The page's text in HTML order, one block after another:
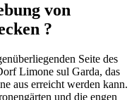
von
?
Seite des
Limone sul Garda, das
aus erreicht werden kann.
und die engen